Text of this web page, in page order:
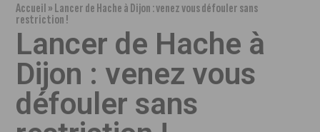
Accueil»Lancer de Hache à Dijon : venez vous défouler sans
restriction !
Lancer de Hache à
Dijon : venez vous
défouler sans